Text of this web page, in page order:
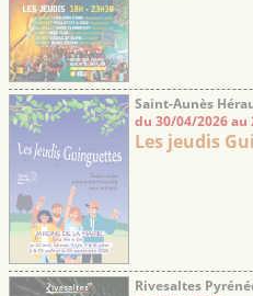
Saint-Aunès
du 30/04/2026 au
Les jeudis
Rivesaltes